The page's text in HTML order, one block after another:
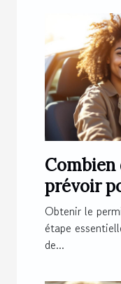
prévoir
permis
Obtenir le
étape
de...